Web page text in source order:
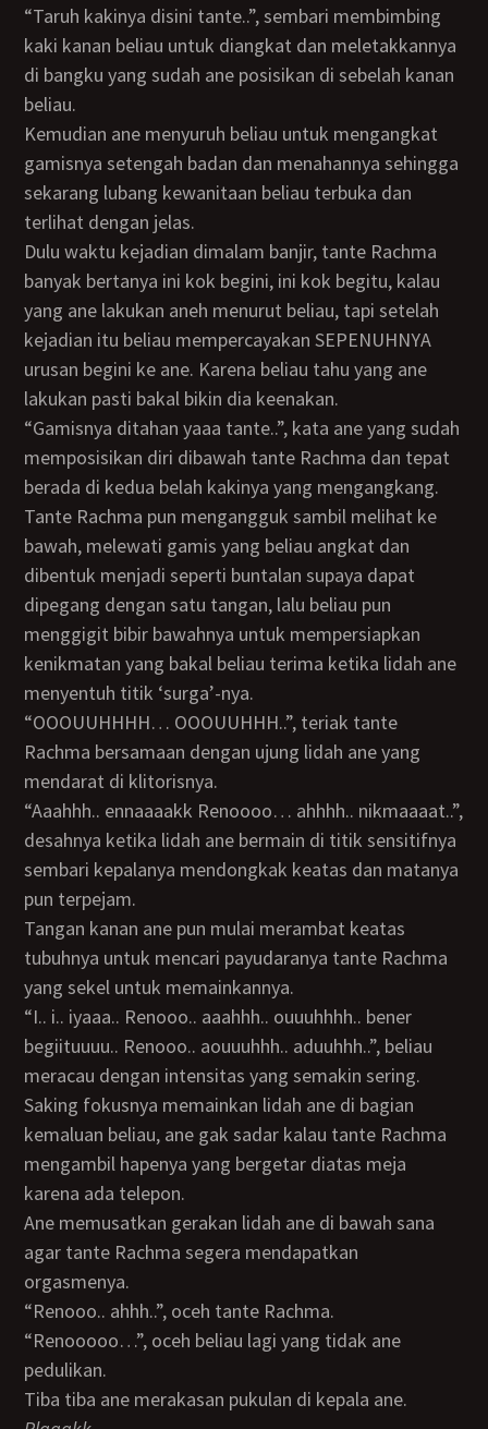
“Taruh kakinya disini tante..”, sembari membimbing
kaki kanan beliau untuk diangkat dan meletakkannya
di bangku yang sudah ane posisikan di sebelah kanan
beliau.
Kemudian ane menyuruh beliau untuk mengangkat
gamisnya setengah badan dan menahannya sehingga
sekarang lubang kewanitaan beliau terbuka dan
terlihat dengan jelas.
Dulu waktu kejadian dimalam banjir, tante Rachma
banyak bertanya ini kok begini, ini kok begitu, kalau
yang ane lakukan aneh menurut beliau, tapi setelah
kejadian itu beliau mempercayakan SEPENUHNYA
urusan begini ke ane. Karena beliau tahu yang ane
lakukan pasti bakal bikin dia keenakan.
“Gamisnya ditahan yaaa tante..”, kata ane yang sudah
memposisikan diri dibawah tante Rachma dan tepat
berada di kedua belah kakinya yang mengangkang.
Tante Rachma pun mengangguk sambil melihat ke
bawah, melewati gamis yang beliau angkat dan
dibentuk menjadi seperti buntalan supaya dapat
dipegang dengan satu tangan, lalu beliau pun
menggigit bibir bawahnya untuk mempersiapkan
kenikmatan yang bakal beliau terima ketika lidah ane
menyentuh titik ‘surga’-nya.
“OOOUUHHHH… OOOUUHHH..”, teriak tante
Rachma bersamaan dengan ujung lidah ane yang
mendarat di klitorisnya.
“Aaahhh.. ennaaaakk Renoooo… ahhhh.. nikmaaaat..”,
desahnya ketika lidah ane bermain di titik sensitifnya
sembari kepalanya mendongkak keatas dan matanya
pun terpejam.
Tangan kanan ane pun mulai merambat keatas
tubuhnya untuk mencari payudaranya tante Rachma
yang sekel untuk memainkannya.
“I.. i.. iyaaa.. Renooo.. aaahhh.. ouuuhhhh.. bener
begiituuuu.. Renooo.. aouuuhhh.. aduuhhh..”, beliau
meracau dengan intensitas yang semakin sering.
Saking fokusnya memainkan lidah ane di bagian
kemaluan beliau, ane gak sadar kalau tante Rachma
mengambil hapenya yang bergetar diatas meja
karena ada telepon.
Ane memusatkan gerakan lidah ane di bawah sana
agar tante Rachma segera mendapatkan
orgasmenya.
“Renooo.. ahhh..”, oceh tante Rachma.
“Renooooo…”, oceh beliau lagi yang tidak ane
pedulikan.
Tiba tiba ane merakasan pukulan di kepala ane.